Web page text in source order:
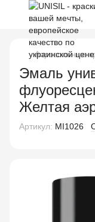
Аэрозольные
Эмаль
Желтая
Артикул: MI1026